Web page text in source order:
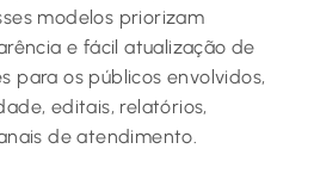
modelos priorizam
e fácil atualização de
para os públicos envolvidos,
editais, relatórios,
de atendimento.